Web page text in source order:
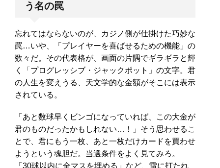
う名の罠
忘れてはならないのが、カジノ側が仕掛けた巧妙な
罠…いや、「プレイヤーを喜ばせるための機能」の
数々だ。その代表格が、画面の片隅でギラギラと輝
く「プログレッシブ・ジャックポット」の文字。君
の人生を変えうる、天文学的な金額がそこには表示
されている。
「あと数球早くビンゴになっていれば、この大金が
君のものだったかもしれない…！」そう思わせるこ
とで、君にもう一枚、あと一枚だけカードを買わせ
ようという魂胆だ。当選条件をよく見てみろ。
「30球以内に全マスを埋める」など、雷に打たれ